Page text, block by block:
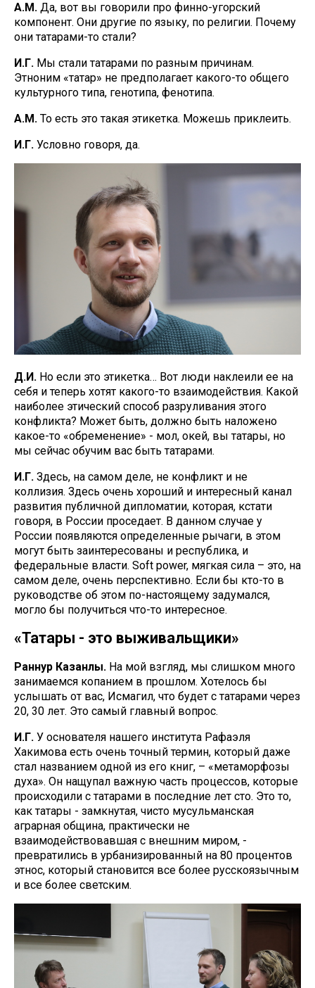
А.М. Да, вот вы говорили про финно-угорский
компонент. Они другие по языку, по религии. Почему
они татарами-то стали?
И.Г. Мы стали татарами по разным причинам.
Этноним «татар» не предполагает какого-то общего
культурного типа, генотипа, фенотипа.
А.М. То есть это такая этикетка. Можешь приклеить.
И.Г. Условно говоря, да.
Д.И. Но если это этикетка… Вот люди наклеили ее на
себя и теперь хотят какого-то взаимодействия. Какой
наиболее этический способ разруливания этого
конфликта? Может быть, должно быть наложено
какое-то «обременение» - мол, окей, вы татары, но
мы сейчас обучим вас быть татарами.
И.Г. Здесь, на самом деле, не конфликт и не
коллизия. Здесь очень хороший и интересный канал
развития публичной дипломатии, которая, кстати
говоря, в России проседает. В данном случае у
России появляются определенные рычаги, в этом
могут быть заинтересованы и республика, и
федеральные власти. Soft power, мягкая сила – это, на
самом деле, очень перспективно. Если бы кто-то в
руководстве об этом по-настоящему задумался,
могло бы получиться что-то интересное.
«Татары - это выживальщики»
Раннур Казанлы. На мой взгляд, мы слишком много
занимаемся копанием в прошлом. Хотелось бы
услышать от вас, Исмагил, что будет с татарами через
20, 30 лет. Это самый главный вопрос.
И.Г. У основателя нашего института Рафаэля
Хакимова есть очень точный термин, который даже
стал названием одной из его книг, – «метаморфозы
духа». Он нащупал важную часть процессов, которые
происходили с татарами в последние лет сто. Это то,
как татары - замкнутая, чисто мусульманская
аграрная община, практически не
взаимодействовавшая с внешним миром, -
превратились в урбанизированный на 80 процентов
этнос, который становится все более русскоязычным
и все более светским.